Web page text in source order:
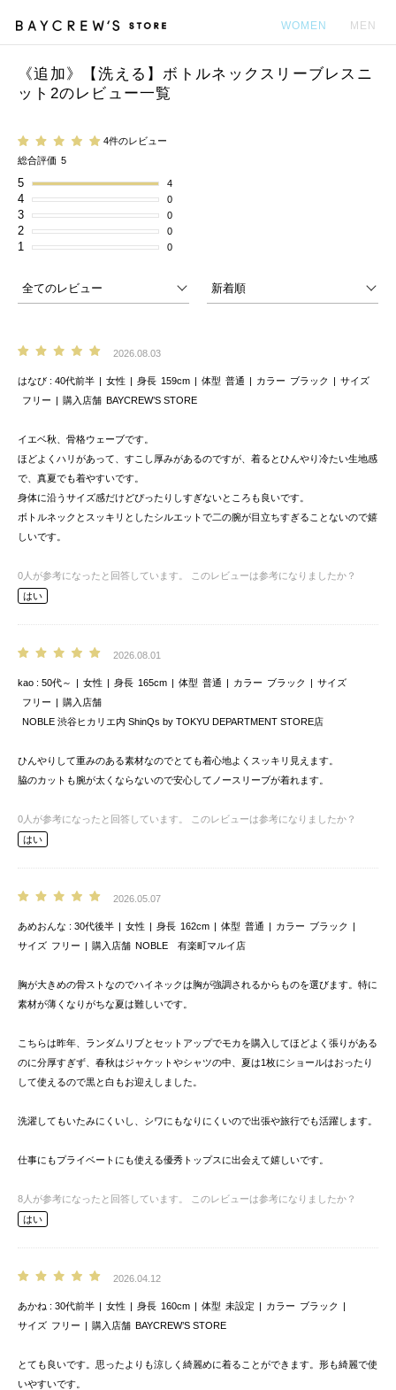
WOMEN MEN
《追加》【洗える】ボトルネックスリーブレスニ
ット2のレビュー一覧
4件のレビュー
総合評価 5
5 4
4 0
3 0
2 0
1 0
2026.08.03
はなび 40代前半 女性 身長 159cm 体型 普通 カラー ブラック
サイズ
フリー
購入店舗 BAYCREW’S STORE
イエベ秋、骨格ウェーブです。
ほどよくハリがあって、すこし厚みがあるのですが、着るとひんやり冷たい生地感
で、真夏でも着やすいです。
身体に沿うサイズ感だけどぴったりしすぎないところも良いです。
ボトルネックとスッキリとしたシルエットで二の腕が目立ちすぎることないので嬉
しいです。
0 人が参考になったと回答しています。
このレビューは参考になりましたか？
はい
2026.08.01
kao 50代～ 女性 身長 165cm 体型 普通 カラー ブラック
サイズ
フリー
購入店舗
NOBLE 渋谷ヒカリエ内 ShinQs by TOKYU DEPARTMENT STORE店
ひんやりして重みのある素材なのでとても着心地よくスッキリ見えます。
脇のカットも腕が太くならないので安心してノースリーブが着れます。
0 人が参考になったと回答しています。
このレビューは参考になりましたか？
はい
2026.05.07
あめおんな 30代後半 女性 身長 162cm 体型 普通 カラー ブラック
サイズ フリー 購入店舗 NOBLE 有楽町マルイ店
胸が大きめの骨ストなのでハイネックは胸が強調されるからものを選びます。特に
素材が薄くなりがちな夏は難しいです。
こちらは昨年、ランダムリブとセットアップでモカを購入してほどよく張りがある
のに分厚すぎず、春秋はジャケットやシャツの中、夏は1枚にショールはおったり
して使えるので黒と白もお迎えしました。
洗濯してもいたみにくいし、シワにもなりにくいので出張や旅行でも活躍します。
仕事にもプライベートにも使える優秀トップスに出会えて嬉しいです。
8 人が参考になったと回答しています。
このレビューは参考になりましたか？
はい
2026.04.12
あかね 30代前半 女性 身長 160cm 体型 未設定 カラー ブラック
サイズ フリー 購入店舗 BAYCREW’S STORE
とても良いです。思ったよりも涼しく綺麗めに着ることができます。形も綺麗で使
いやすいです。